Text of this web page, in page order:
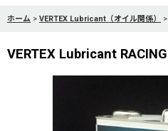
ホーム > VERTEX Lubricant（オイル関係） >
VERTEX Lubricant RACING